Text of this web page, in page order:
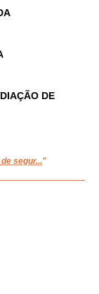
DE
segur..."